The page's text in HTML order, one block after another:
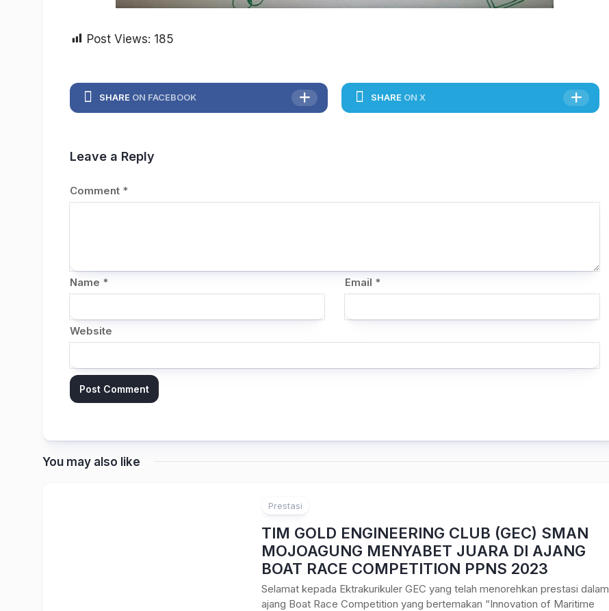
Post Views: 185
SHARE ON FACEBOOK SHARE ON X
Leave a Reply
Comment *
Name * Email *
Website
You may also like
Prestasi
TIM GOLD ENGINEERING CLUB (GEC) SMAN
MOJOAGUNG MENYABET JUARA DI AJANG
BOAT RACE COMPETITION PPNS 2023
Selamat kepada Ektrakurikuler GEC yang telah menorehkan prestasi dalam
ajang Boat Race Competition yang bertemakan “Innovation of Maritime